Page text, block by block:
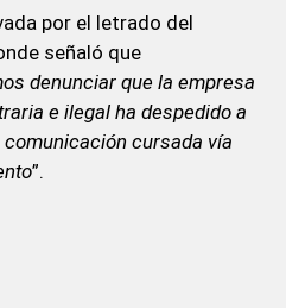
por el letrado del
señaló que
denunciar que la empresa
e ilegal ha despedido a
cursada vía
”.